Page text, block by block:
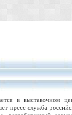
в выставочном
пресс-служба